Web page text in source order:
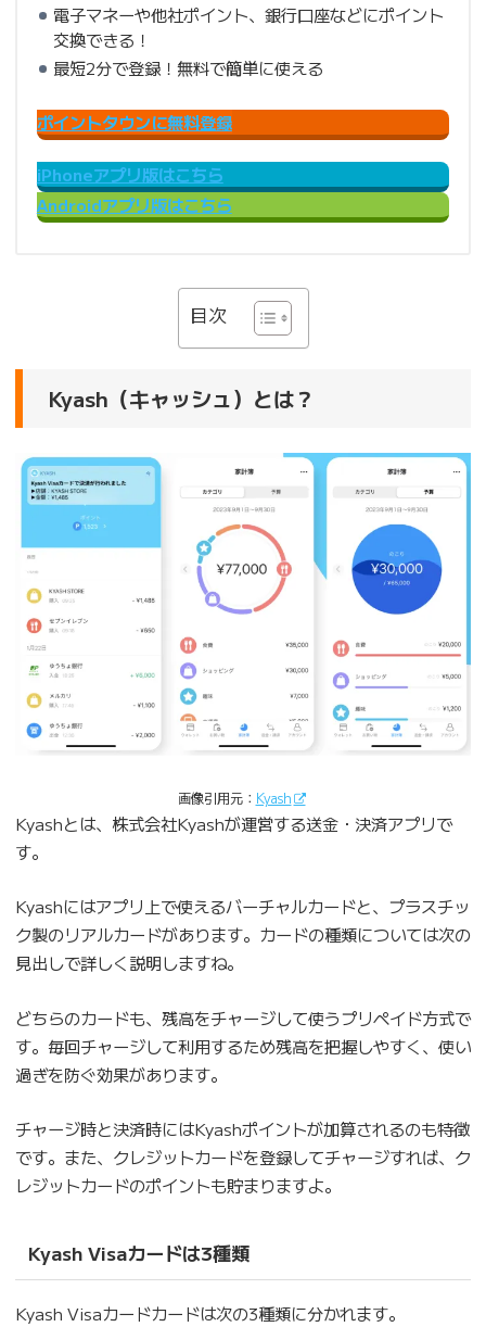
電子マネーや他社ポイント、銀行口座などにポイント
交換できる！
最短2分で登録！無料で簡単に使える
ポイントタウンに無料登録
iPhoneアプリ版はこちら
Androidアプリ版はこちら
目次
Kyash（キャッシュ）とは？
画像引用元： Kyash
Kyashとは、株式会社Kyashが運営する送金・決済アプリで
す。
Kyashにはアプリ上で使えるバーチャルカードと、プラスチッ
ク製のリアルカードがあります。カードの種類については次の
見出しで詳しく説明しますね。
どちらのカードも、残高をチャージして使うプリペイド方式で
す。毎回チャージして利用するため残高を把握しやすく、使い
過ぎを防ぐ効果があります。
チャージ時と決済時にはKyashポイントが加算されるのも特徴
です。また、クレジットカードを登録してチャージすれば、ク
レジットカードのポイントも貯まりますよ。
Kyash Visaカードは3種類
Kyash Visaカードカードは次の3種類に分かれます。